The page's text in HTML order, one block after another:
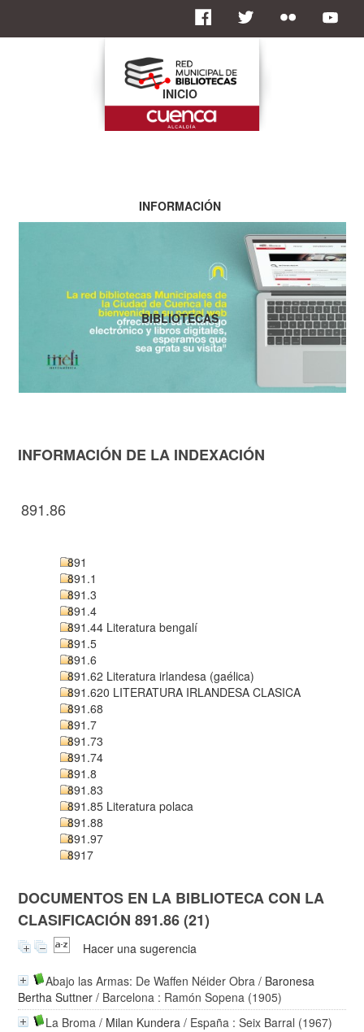
INFORMACIÓN DE LA INDEXACIÓN
891.86
891
891.1
891.3
891.4
891.44 Literatura bengalí
891.5
891.6
891.62 Literatura irlandesa (gaélica)
891.620 LITERATURA IRLANDESA CLASICA
891.68
891.7
891.73
891.74
891.8
891.83
891.85 Literatura polaca
891.88
891.97
8917
DOCUMENTOS EN LA BIBLIOTECA CON LA
CLASIFICACIÓN 891.86 (21)
Hacer una sugerencia
Abajo las Armas: De Waffen Néider Obra / Baronesa
Bertha Suttner / Barcelona : Ramón Sopena (1905)
La Broma / Milan Kundera / España : Seix Barral (1967)
INICIO
INFORMACIÓN
BIBLIOTECAS